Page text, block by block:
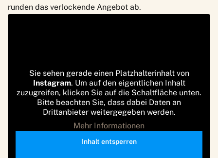
runden das verlockende Angebot ab.
Sie sehen gerade einen Platzhalterinhalt von
Instagram. Um auf den eigentlichen Inhalt
zuzugreifen, klicken Sie auf die Schaltfläche unten.
Bitte beachten Sie, dass dabei Daten an
Drittanbieter weitergegeben werden.
Mehr Informationen
Inhalt entsperren